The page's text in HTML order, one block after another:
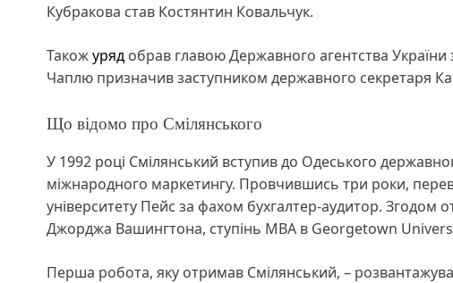
Кубракова став Костянтин Ковальчук.
Такожуряд обрав главою Державного агентства України
Чаплю призначив заступником державного секретаря
Що відомо про Смілянського
У 1992 році Смілянський вступив до Одеського
міжнародного маркетингу. Провчившись три роки,
університету Пейс за фахом бухгалтер-аудитор. Згодом
Джорджа Вашингтона, ступінь МВА в Georgetown
Перша робота, яку отримав Смілянський, –